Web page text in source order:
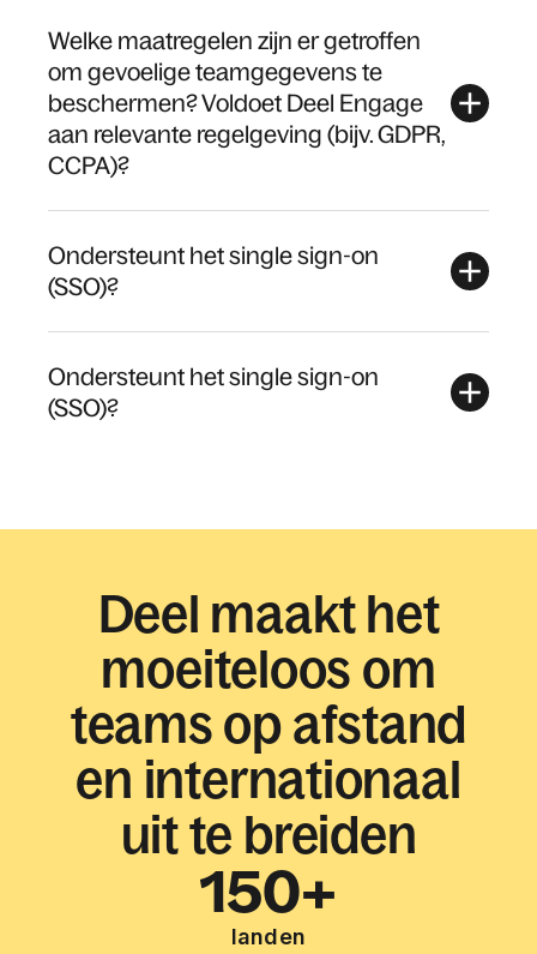
Welke maatregelen zijn er getroffen
om gevoelige teamgegevens te
beschermen? Voldoet Deel Engage
aan relevante regelgeving (bijv. GDPR,
CCPA)?
Ondersteunt het single sign-on
(SSO)?
Ondersteunt het single sign-on
(SSO)?
Deel maakt het
moeiteloos om
teams op afstand
en internationaal
uit te breiden
150+
landen